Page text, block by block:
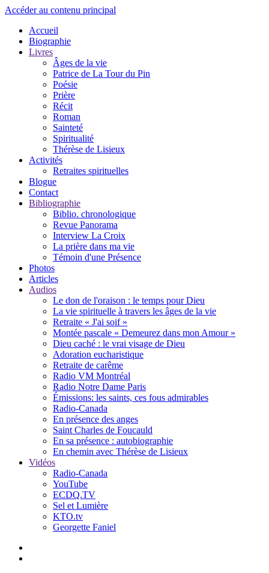
Accéder au contenu principal
Accueil
Biographie
Livres
Âges de la vie
Patrice de La Tour du Pin
Poésie
Prière
Récit
Roman
Sainteté
Spiritualité
Thérèse de Lisieux
Activités
Retraites spirituelles
Blogue
Contact
Bibliographie
Biblio. chronologique
Revue Panorama
Interview La Croix
La prière dans ma vie
Témoin d'une Présence
Photos
Articles
Audios
Le don de l'oraison : le temps pour Dieu
La vie spirituelle à travers les âges de la vie
Retraite « J'ai soif »
Montée pascale « Demeurez dans mon Amour »
Dieu caché : le vrai visage de Dieu
Adoration eucharistique
Retraite de carême
Radio VM Montréal
Radio Notre Dame Paris
Émissions: les saints, ces fous admirables
Radio-Canada
En présence des anges
Saint Charles de Foucauld
En sa présence : autobiographie
En chemin avec Thérèse de Lisieux
Vidéos
Radio-Canada
YouTube
ECDQ.TV
Sel et Lumière
KTO.tv
Georgette Faniel